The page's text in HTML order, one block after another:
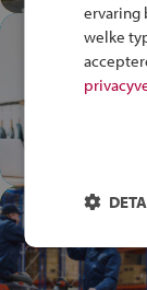
ervaring
welke